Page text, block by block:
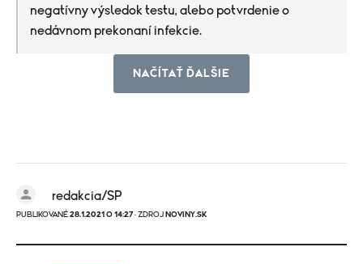
negatívny výsledok testu, alebo potvrdenie o
nedávnom prekonaní infekcie.
NAČÍTAŤ ĎALŠIE
redakcia/SP
PUBLIKOVANÉ 28.1.2021 O 14:27 · ZDROJ NOVINY.SK